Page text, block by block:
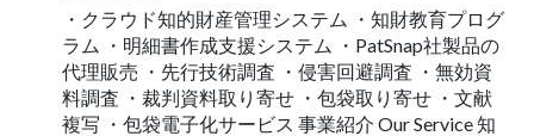
・クラウド知的財産管理システム ・知財教育プログ
ラム ・明細書作成支援システム ・PatSnap社製品の
代理販売 ・先行技術調査 ・侵害回避調査 ・無効資
料調査 ・裁判資料取り寄せ ・包袋取り寄せ ・文献
複写 ・包袋電子化サービス 事業紹介 Our Service 知